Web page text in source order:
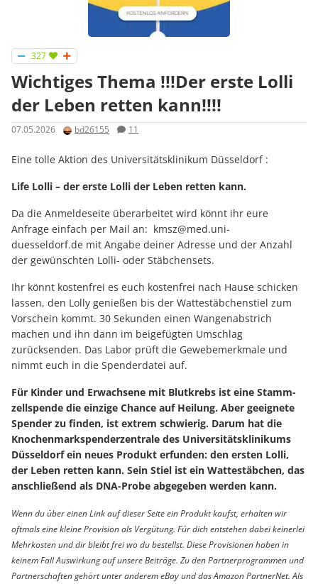
327
Wichtiges Thema !!!Der erste Lolli
der Leben retten kann!!!!
07.05.2026 bd26155 11
Eine tolle Aktion des Universitätsklinikum Düsseldorf :
Life Lolli – der erste Lolli der Leben retten kann.
Da die Anmeldeseite überarbeitet wird könnt ihr eure
Anfrage einfach per Mail an: kmsz@med.uni-
duesseldorf.de mit Angabe deiner Adresse und der Anzahl
der gewünschten Lolli- oder Stäbchensets.
Ihr könnt kostenfrei es euch kostenfrei nach Hause schicken
lassen, den Lolly genießen bis der Wattestäbchenstiel zum
Vorschein kommt. 30 Sekunden einen Wangenabstrich
machen und ihn dann im beigefügten Umschlag
zurücksenden. Das Labor prüft die Gewebemerkmale und
nimmt euch in die Spenderdatei auf.
Für Kinder und Er­wachsene mit Blutkrebs ist eine Stamm­
zell­spende die einzige Chance auf Heilung. Aber ge­eignete
Spender zu finden, ist extrem schwierig. Darum hat die
Knochen­mark­spender­zentrale des Universitäts­klinikums
Düssel­dorf ein neues Produkt erfunden: den ersten Lolli,
der Leben retten kann. Sein Stiel ist ein Watte­stäbchen, das
an­schlie­ßend als DNA-Probe abge­geben werden kann.
Wenn du über einen Link auf dieser Seite ein Produkt kaufst, erhalten wir
oftmals eine kleine Provision als Vergütung. Für dich entstehen dabei keinerlei
Mehrkosten und dir bleibt frei wo du bestellst. Diese Provisionen haben in
keinem Fall Auswirkung auf unsere Beiträge. Zu den Partnerprogrammen und
Partnerschaften gehört unter anderem eBay und das Amazon PartnerNet. Als